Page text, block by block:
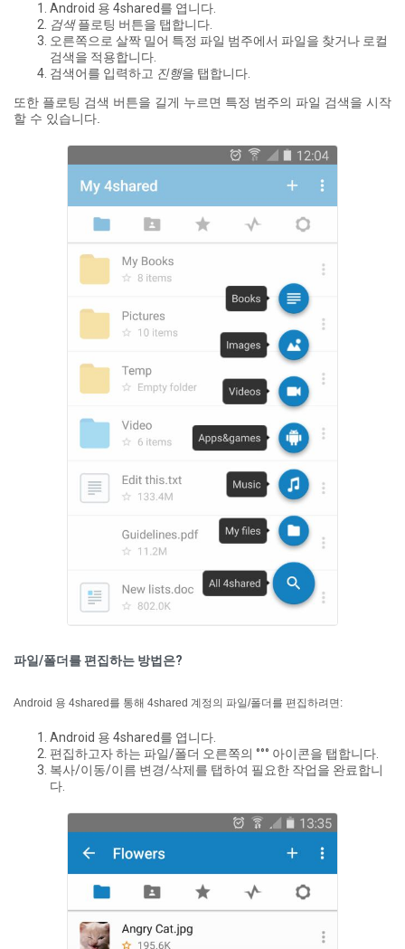
Android 용 4shared를 엽니다.
검색플로팅 버튼을 탭합니다.
오른쪽으로 살짝 밀어 특정 파일 범주에서 파일을 찾거나 로컬
검색을 적용합니다.
검색어를 입력하고 진행을 탭합니다.
또한 플로팅 검색 버튼을 길게 누르면 특정 범주의 파일 검색을 시작
할 수 있습니다.
파일/폴더를 편집하는 방법은?
Android 용 4shared를 통해 4shared 계정의 파일/폴더를 편집하려면:
Android 용 4shared를 엽니다.
편집하고자 하는 파일/폴더 오른쪽의 °°° 아이콘을 탭합니다.
복사/이동/이름 변경/삭제를 탭하여 필요한 작업을 완료합니
다.